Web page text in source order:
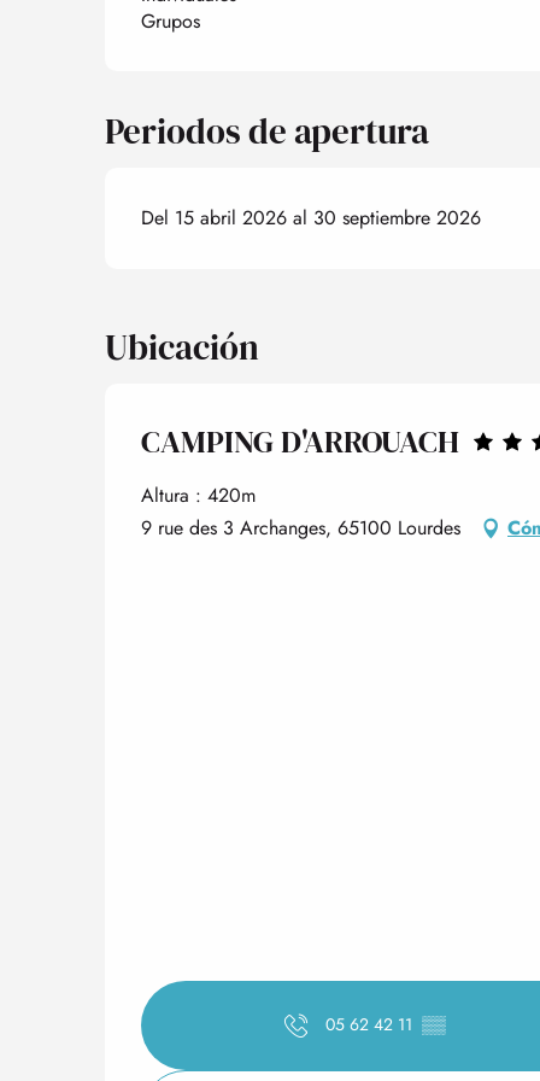
Grupos
Periodos de apertura
Del 15 abril 2026 al 30 septiembre 2026
Ubicación
CAMPING D'ARROUACH
Altura : 420m
9 rue des 3 Archanges, 65100 Lourdes
05 62 42 11 ▒▒